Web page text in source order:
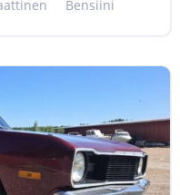
Bensiini